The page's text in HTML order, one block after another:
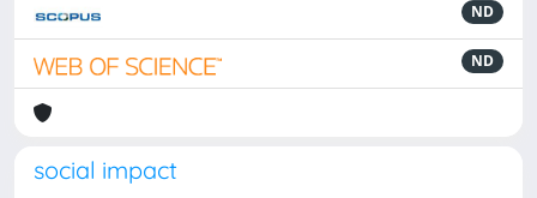
ND
ND
social impact